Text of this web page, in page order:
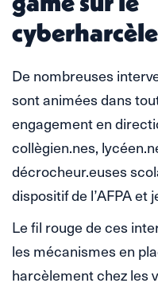
De nombreuses
sont animées dans
engagement en
collègien.nes,
décrocheur.euses
dispositif de l’AFPA et
Le fil rouge de ces
les mécanismes en
harcèlement chez les